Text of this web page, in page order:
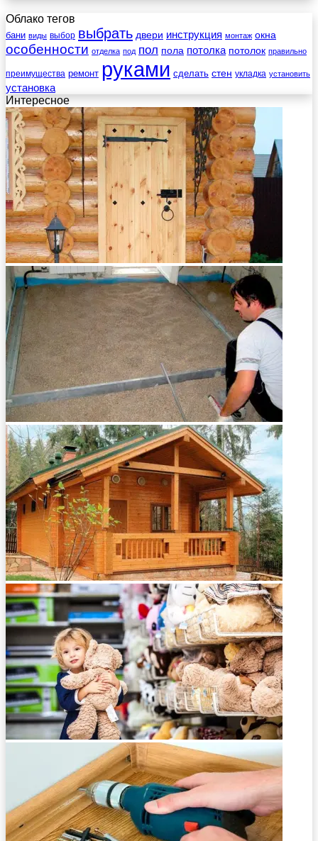
Облако тегов
бани виды выбор выбрать двери инструкция монтаж окна
особенности отделка под пол пола потолка потолок правильно
преимущества ремонт руками сделать стен укладка установить
установка
Интересное